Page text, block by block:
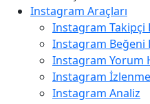
Instagram Araçları
Instagram Takipçi
Instagram Beğeni
Instagram Yorum
Instagram
Instagram Analiz